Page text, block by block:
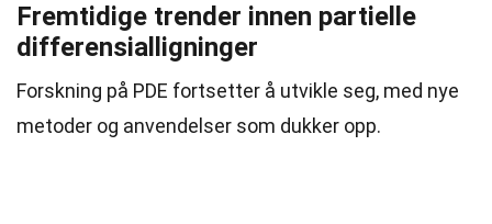
Fremtidige trender innen partielle
differensialligninger
Forskning på PDE fortsetter å utvikle seg, med nye
metoder og anvendelser som dukker opp.